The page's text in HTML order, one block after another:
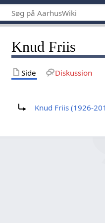
Knud Friis
Side Diskussion
Knud Friis (1926-